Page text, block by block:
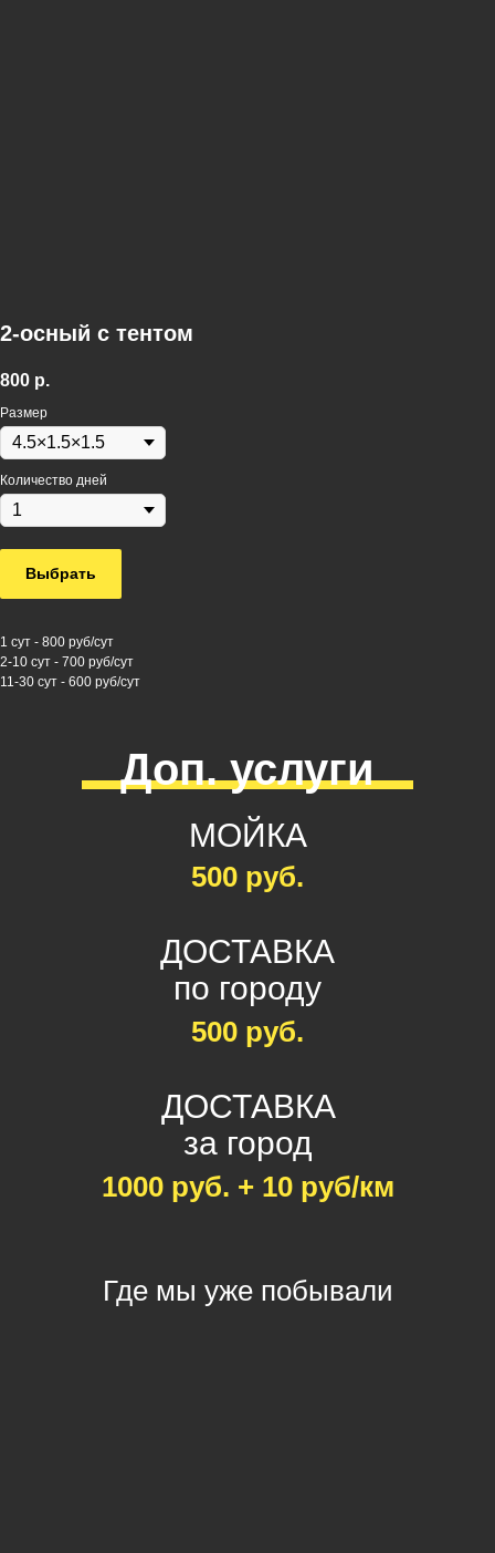
2-осный с тентом
800 р.
Размер
Количество дней
Выбрать
1 сут - 800 руб/сут
2-10 сут - 700 руб/сут
11-30 сут - 600 руб/сут
Доп. услуги
МОЙКА
500 руб.
ДОСТАВКА
по городу
ДОСТАВКА
за город
500 руб.
1000 руб. + 10 руб/км
Где мы уже побывали